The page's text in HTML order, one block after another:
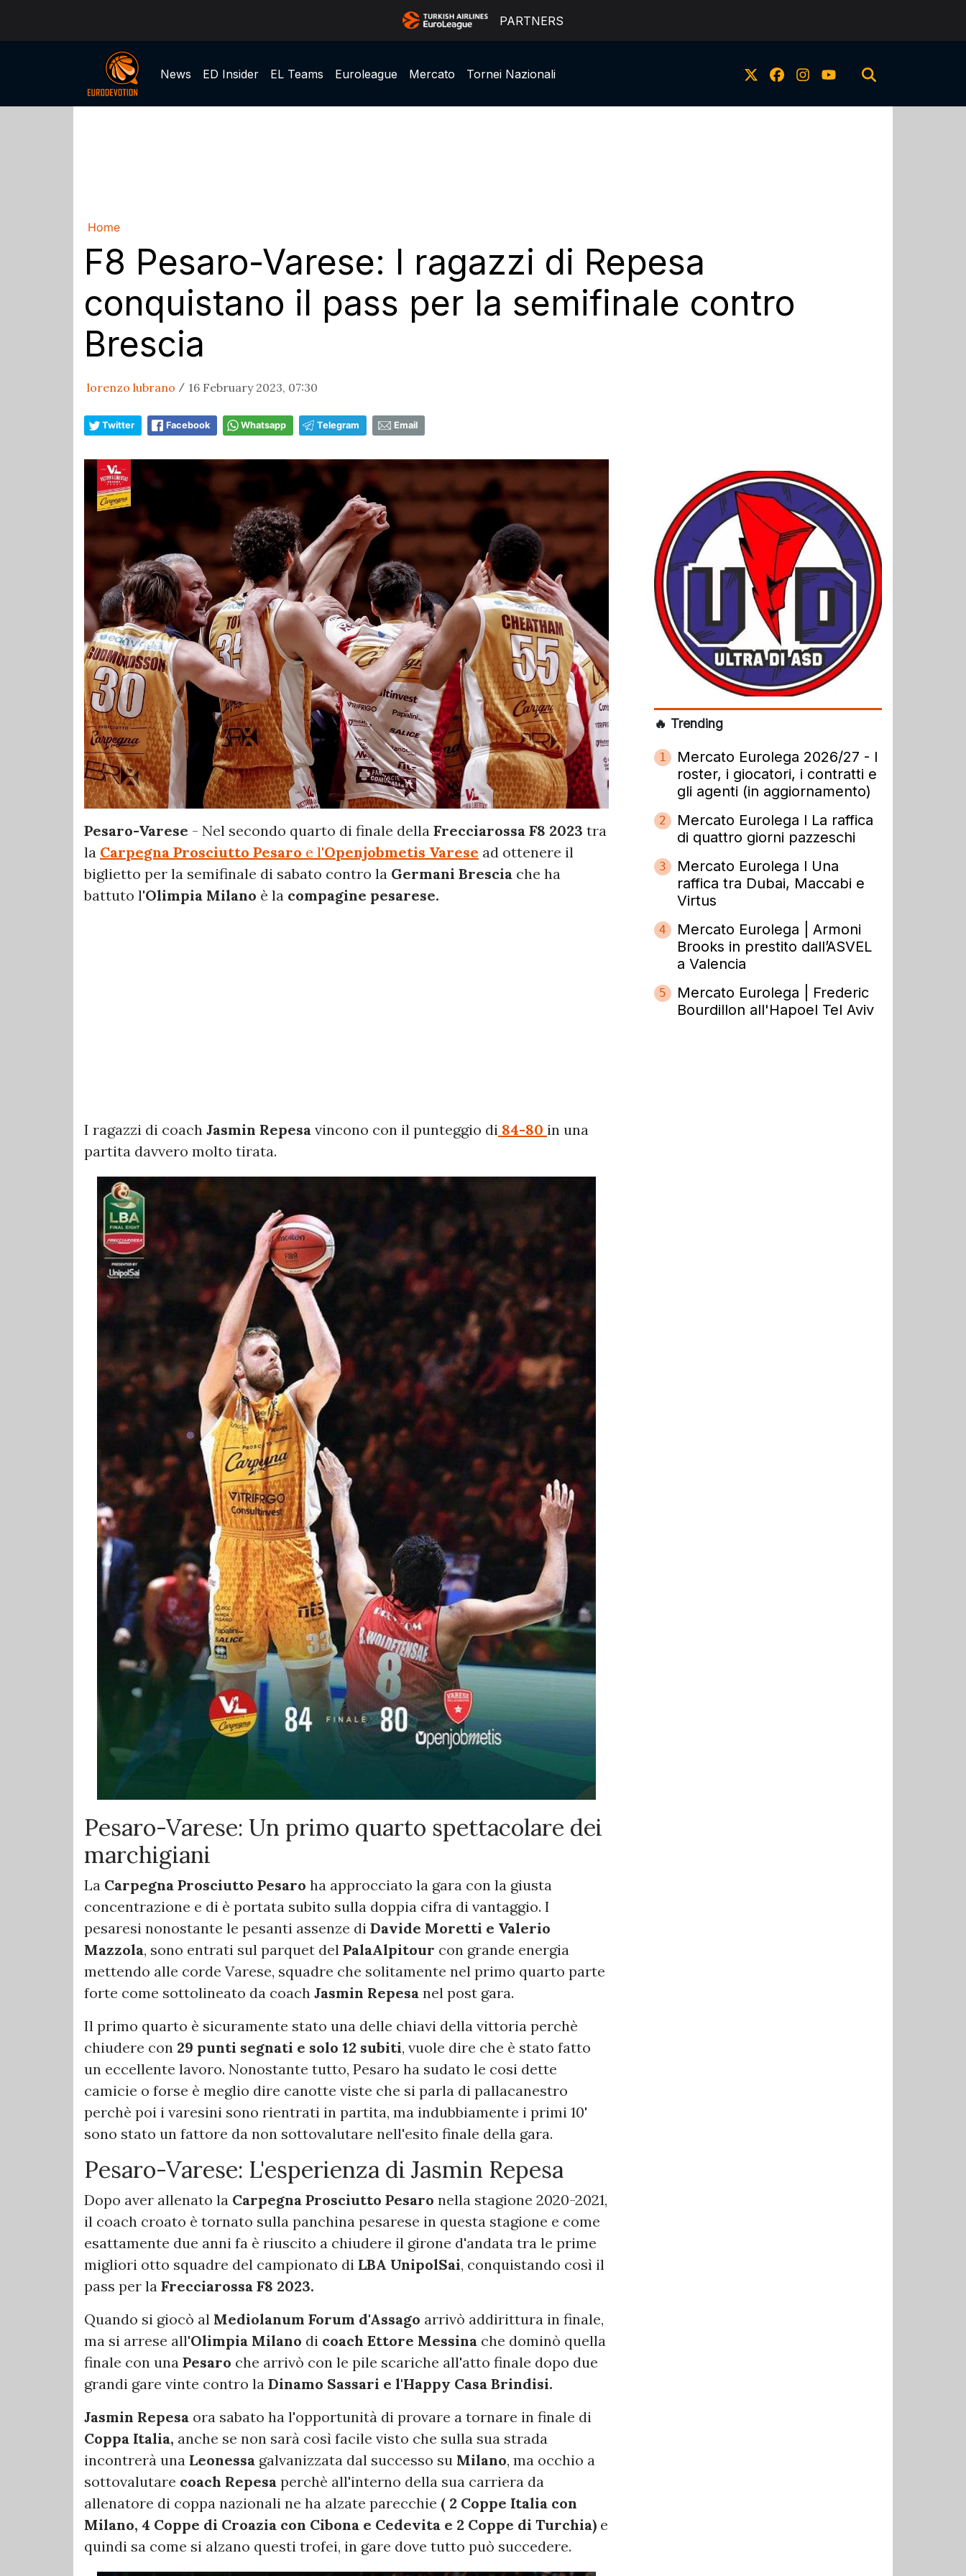
PARTNERS
News ED Insider EL Teams Euroleague Mercato Tornei Nazionali
Home
F8 Pesaro-Varese: I ragazzi di Repesa
conquistano il pass per la semifinale contro
Brescia
lorenzo lubrano / 16 February 2023, 07:30
Twitter Facebook Whatsapp Telegram Email
Pesaro-Varese - Nel secondo quarto di finale della Frecciarossa F8 2023 tra
la Carpegna Prosciutto Pesaro e l'Openjobmetis Varese ad ottenere il
biglietto per la semifinale di sabato contro la Germani Brescia che ha
battuto l'Olimpia Milano è la compagine pesarese.
I ragazzi di coach Jasmin Repesa vincono con il punteggio di 84-80 in una
partita davvero molto tirata.
Pesaro-Varese: Un primo quarto spettacolare dei
marchigiani
La Carpegna Prosciutto Pesaro ha approcciato la gara con la giusta
concentrazione e di è portata subito sulla doppia cifra di vantaggio. I
pesaresi nonostante le pesanti assenze di Davide Moretti e Valerio
Mazzola, sono entrati sul parquet del PalaAlpitour con grande energia
mettendo alle corde Varese, squadre che solitamente nel primo quarto parte
forte come sottolineato da coach Jasmin Repesa nel post gara.
Il primo quarto è sicuramente stato una delle chiavi della vittoria perchè
chiudere con 29 punti segnati e solo 12 subiti, vuole dire che è stato fatto
un eccellente lavoro. Nonostante tutto, Pesaro ha sudato le cosi dette
camicie o forse è meglio dire canotte viste che si parla di pallacanestro
perchè poi i varesini sono rientrati in partita, ma indubbiamente i primi 10'
sono stato un fattore da non sottovalutare nell'esito finale della gara.
Pesaro-Varese: L'esperienza di Jasmin Repesa
Dopo aver allenato la Carpegna Prosciutto Pesaro nella stagione 2020-2021,
il coach croato è tornato sulla panchina pesarese in questa stagione e come
esattamente due anni fa è riuscito a chiudere il girone d'andata tra le prime
migliori otto squadre del campionato di LBA UnipolSai, conquistando così il
pass per la Frecciarossa F8 2023.
Quando si giocò al Mediolanum Forum d'Assago arrivò addirittura in finale,
ma si arrese all'Olimpia Milano di coach Ettore Messina che dominò quella
finale con una Pesaro che arrivò con le pile scariche all'atto finale dopo due
grandi gare vinte contro la Dinamo Sassari e l'Happy Casa Brindisi.
Jasmin Repesa ora sabato ha l'opportunità di provare a tornare in finale di
Coppa Italia, anche se non sarà così facile visto che sulla sua strada
incontrerà una Leonessa galvanizzata dal successo su Milano, ma occhio a
sottovalutare coach Repesa perchè all'interno della sua carriera da
allenatore di coppa nazionali ne ha alzate parecchie ( 2 Coppe Italia con
Milano, 4 Coppe di Croazia con Cibona e Cedevita e 2 Coppe di Turchia) e
quindi sa come si alzano questi trofei, in gare dove tutto può succedere.
🔥 Trending
1
Mercato Eurolega 2026/27 - I
roster, i giocatori, i contratti e
gli agenti (in aggiornamento)
2
Mercato Eurolega l La raffica
di quattro giorni pazzeschi
3
Mercato Eurolega l Una
raffica tra Dubai, Maccabi e
Virtus
4
Mercato Eurolega | Armoni
Brooks in prestito dall’ASVEL
a Valencia
5
Mercato Eurolega | Frederic
Bourdillon all'Hapoel Tel Aviv